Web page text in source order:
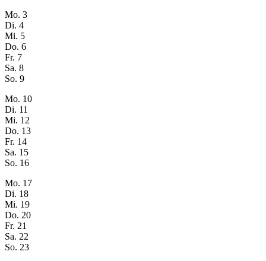
Mo. 3
Di. 4
Mi. 5
Do. 6
Fr. 7
Sa. 8
So. 9
Mo. 10
Di. 11
Mi. 12
Do. 13
Fr. 14
Sa. 15
So. 16
Mo. 17
Di. 18
Mi. 19
Do. 20
Fr. 21
Sa. 22
So. 23